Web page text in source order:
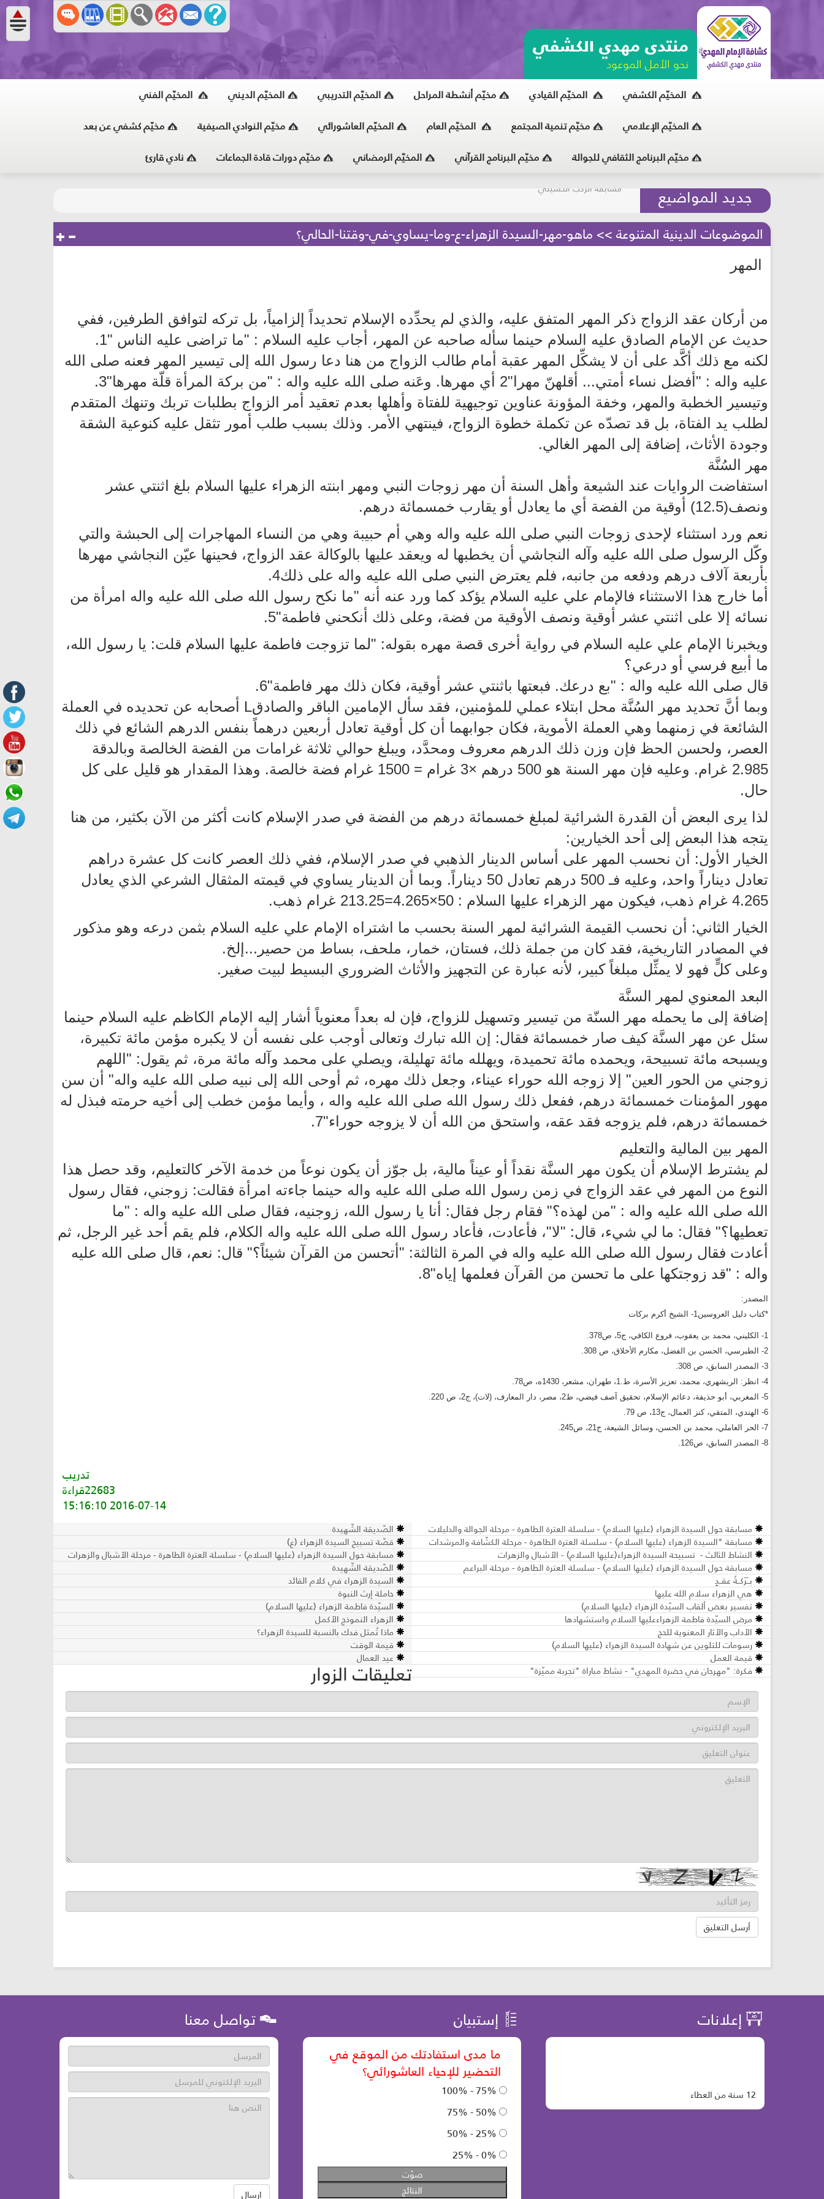
منتدى مهدي الكشفي
نحو الأمل الموعود
المخيّم الكشفي المخيّم القيادي مخيّم أنشطة المراحل المخيّم التدريبي المخيّم الديني المخيّم الفني
المخيّم الإعلامي مخيّم تنمية المجتمع المخيّم العام المخيّم العاشورائي مخيّم النوادي الصيفية مخيّم كشفي عن بعد
مخيّم البرنامج الثقافي للجوالة مخيّم البرنامج القرآني المخيّم الرمضاني مخيّم دورات قادة الجماعات نادي قارئ
جديد المواضيع
مسابقة الركب الحسينيّ
الموضوعات الدينية المتنوعة >> ماهو-مهر-السيدة الزهراء-ع-وما-يساوي-في-وقتنا-الحالي؟
المهر
من أركان عقد الزواج ذكر المهر المتفق عليه، والذي لم يحدِّده الإسلام تحديداً إلزامياً، بل تركه لتوافق الطرفين، ففي
حديث عن الإمام الصادق عليه السلام حينما سأله صاحبه عن المهر، أجاب عليه السلام : "ما تراضى عليه الناس "1.
لكنه مع ذلك أكَّد على أن لا يشكِّل المهر عقبة أمام طالب الزواج من هنا دعا رسول الله إلى تيسير المهر فعنه صلى الله
عليه واله : "أفضل نساء أمتي... أقلهنّ مهرا"2 أي مهرها. وعَنه صلى الله عليه واله : "من بركة المرأة قلّة مهرها"3.
وتيسير الخطبة والمهر، وخفة المؤونة عناوين توجيهية للفتاة وأهلها بعدم تعقيد أمر الزواج بطلبات تربك وتنهك المتقدم
لطلب يد الفتاة، بل قد تصدّه عن تكملة خطوة الزواج، فينتهي الأمر. وذلك بسبب طلب أمور تثقل عليه كنوعية الشقة
وجودة الأثاث، إضافة إلى المهر الغالي.
مهر السُنَّة
استفاضت الروايات عند الشيعة وأهل السنة أن مهر زوجات النبي ومهر ابنته الزهراء عليها السلام بلغ اثنتي عشر
ونصف(12.5) أوقية من الفضة أي ما يعادل أو يقارب خمسمائة درهم.
نعم ورد استثناء لإحدى زوجات النبي صلى الله عليه واله وهي أم حبيبة وهي من النساء المهاجرات إلى الحبشة والتي
وكّل الرسول صلى الله عليه وآله النجاشي أن يخطبها له ويعقد عليها بالوكالة عقد الزواج، فحينها عيّن النجاشي مهرها
بأربعة آلاف درهم ودفعه من جانبه، فلم يعترض النبي صلى الله عليه واله على ذلك4.
أما خارج هذا الاستثناء فالإمام علي عليه السلام يؤكد كما ورد عنه أنه "ما نكح رسول الله صلى الله عليه واله امرأة من
نسائه إلا على اثنتي عشر أوقية ونصف الأوقية من فضة، وعلى ذلك أنكحني فاطمة"5.
ويخبرنا الإمام علي عليه السلام في رواية أخرى قصة مهره بقوله: "لما تزوجت فاطمة عليها السلام قلت: يا رسول الله،
ما أبيع فرسي أو درعي؟
قال صلى الله عليه واله : "بع درعك. فبعتها باثنتي عشر أوقية، فكان ذلك مهر فاطمة"6.
وبما أنَّ تحديد مهر السُنَّة محل ابتلاء عملي للمؤمنين، فقد سأل الإمامين الباقر والصادقL أصحابه عن تحديده في العملة
الشائعة في زمنهما وهي العملة الأموية، فكان جوابهما أن كل أوقية تعادل أربعين درهماً بنفس الدرهم الشائع في ذلك
العصر، ولحسن الحظ فإن وزن ذلك الدرهم معروف ومحدَّد، ويبلغ حوالي ثلاثة غرامات من الفضة الخالصة وبالدقة
2.985 غرام. وعليه فإن مهر السنة هو 500 درهم ×3 غرام = 1500 غرام فضة خالصة. وهذا المقدار هو قليل على كل
حال.
لذا يرى البعض أن القدرة الشرائية لمبلغ خمسمائة درهم من الفضة في صدر الإسلام كانت أكثر من الآن بكثير، من هنا
يتجه هذا البعض إلى أحد الخيارين:
الخيار الأول: أن نحسب المهر على أساس الدينار الذهبي في صدر الإسلام، ففي ذلك العصر كانت كل عشرة دراهم
تعادل ديناراً واحد، وعليه فـ 500 درهم تعادل 50 ديناراً. وبما أن الدينار يساوي في قيمته المثقال الشرعي الذي يعادل
4.265 غرام ذهب، فيكون مهر الزهراء عليها السلام : 50×4.265=213.25 غرام ذهب.
الخيار الثاني: أن نحسب القيمة الشرائية لمهر السنة بحسب ما اشتراه الإمام علي عليه السلام بثمن درعه وهو مذكور
في المصادر التاريخية، فقد كان من جملة ذلك، فستان، خمار، ملحف، بساط من حصير...إلخ.
وعلى كلٍّ فهو لا يمثِّل مبلغاً كبير، لأنه عبارة عن التجهيز والأثاث الضروري البسيط لبيت صغير.
البعد المعنوي لمهر السنَّة
إضافة إلى ما يحمله مهر السنّة من تيسير وتسهيل للزواج، فإن له بعداً معنوياً أشار إليه الإمام الكاظم عليه السلام حينما
سئل عن مهر السنَّة كيف صار خمسمائة فقال: إن الله تبارك وتعالى أوجب على نفسه أن لا يكبره مؤمن مائة تكبيرة،
ويسبحه مائة تسبيحة، ويحمده مائة تحميدة، ويهلله مائة تهليلة، ويصلي على محمد وآله مائة مرة، ثم يقول: "اللهم
زوجني من الحور العين" إلا زوجه الله حوراء عيناء، وجعل ذلك مهره، ثم أوحى الله إلى نبيه صلى الله عليه واله" أن سن
مهور المؤمنات خمسمائة درهم، ففعل ذلك رسول الله صلى الله عليه واله ، وأيما مؤمن خطب إلى أخيه حرمته فبذل له
خمسمائة درهم، فلم يزوجه فقد عقه، واستحق من الله أن لا يزوجه حوراء"7.
المهر بين المالية والتعليم
لم يشترط الإسلام أن يكون مهر السنَّة نقداً أو عيناً مالية، بل جوّز أن يكون نوعاً من خدمة الآخر كالتعليم، وقد حصل هذا
النوع من المهر في عقد الزواج في زمن رسول الله صلى الله عليه واله حينما جاءته امرأة فقالت: زوجني، فقال رسول
الله صلى الله عليه واله : "من لهذه؟" فقام رجل فقال: أنا يا رسول الله، زوجنيه، فقال صلى الله عليه واله : "ما
تعطيها؟" فقال: ما لي شيء، قال: "لا"، فأعادت، فأعاد رسول الله صلى الله عليه واله الكلام، فلم يقم أحد غير الرجل، ثم
أعادت فقال رسول الله صلى الله عليه واله في المرة الثالثة: "أتحسن من القرآن شيئاً؟" قال: نعم، قال صلى الله عليه
واله : "قد زوجتكها على ما تحسن من القرآن فعلمها إياه"8.
المصدر:
*كتاب دليل العروسين1- الشيخ أكرم بركات
1- الكليني، محمد بن يعقوب، فروع الكافي، ج5، ص378.
2- الطبرسي، الحسن بن الفضل، مكارم الأخلاق، ص 308.
3- المصدر السابق، ص 308.
4- انظر: الريشهري، محمد، تعزيز الأسرة، ط.1، طهران، مشعر، 1430ه، ص78.
5- المغربي، أبو حذيفة، دعائم الإسلام، تحقيق آصف فيضي، ط2، مصر، دار المعارف، (لات)، ج2، ص 220.
6- الهندي، المتقي، كنز العمال، ج13، ص 79.
7- الحر العاملي، محمد بن الحسن، وسائل الشيعة، ج21، ص245.
8- المصدر السابق، ص126.
تدريب
22683قراءة
2016-07-14 15:16:10
مسابقة حول السيدة الزهراء (عليها السلام) - سلسلة العترة الطاهرة - مرحلة الجوالة والدليلات
الصّديقة الشّهيدة
مسابقة "السيدة الزهراء (عليها السلام) - سلسلة العترة الطاهرة - مرحلة الكشّافة والمرشدات
قصّة تسبيح السيدة الزهراء (ع)
النشاط الثالث - تسبيحة السيدة الزهراء(علیها السلام) - الأشبال والزهرات
مسابقة حول السيدة الزهراء (عليها السلام) - سلسلة العترة الطاهرة - مرحلة الأشبال والزهرات
مسابقة حول السيدة الزهراء (عليها السلام) - سلسلة العترة الطاهرة - مرحلة البراعم
الصّديقة الشّهيدة
بــَرَكــةُ عقــدٍ
السيدة الزهراء في كلام القائد
هي الزهراء سلام الله عليها
حاملة إرث النبوة
تفسير بعض ألقاب السيّدة الزهراء (عليها السلام)
السيّدة فاطمة الزهراء (عليها السلام)
مرض السيّدة فاطمة الزهراءعليها السلام واستشهادها
الزهراء النموذج الأكمل
الأداب والأثار المعنوية للحج
ماذا تُمثل فدك بالنسبة للسيدة الزهراء؟
رسومات للتلوين عن شهادة السيدة الزهراء (عليها السلام)
قيمة الوقت
قيمة العمل
عيد العمال
فكرة: "مهرجان في حضرة المهدي" - نشاط مباراة "تجربة مميّزة"
تعليقات الزوار
إعلانات
12 سنة من العطاء
إستبيان تواصل معنا
ارسال